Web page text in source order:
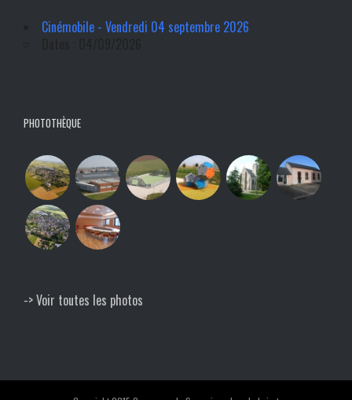
Cinémobile - Vendredi 04 septembre 2026
PHOTOTHÈQUE
-> Voir toutes les photos